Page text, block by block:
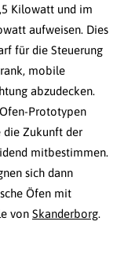
Kilowatt und im
aufweisen. Dies
für die Steuerung
mobile
abzudecken.
Prototypen
die Zukunft der
mitbestimmen.
sich dann
Öfen mit
von Skanderborg.